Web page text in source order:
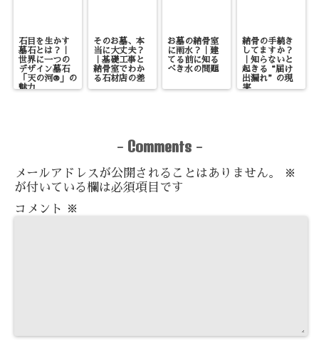
石目を生かす
墓石とは？｜
世界に一つの
デザイン墓石
「天の河®」の
魅力
そのお墓、本
当に大丈夫？
｜基礎工事と
納骨室でわか
る石材店の差
お墓の納骨室
に雨水？｜建
てる前に知る
べき水の問題
納骨の手続き
してますか？
｜知らないと
起きる“届け
出漏れ”の現
実
- Comments -
メールアドレスが公開されることはありません。
※
が付いている欄は必須項目です
コメント
※